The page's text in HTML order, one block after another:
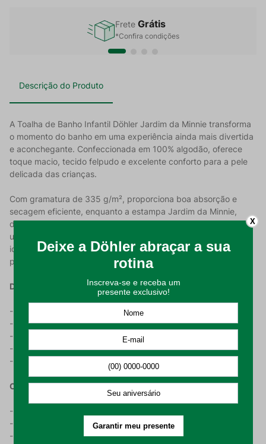
Frete Grátis
*Confira condições
Descrição do Produto
A Toalha de Banho Infantil Döhler Jardim da Minnie transforma
o momento do banho em uma experiência ainda mais divertida
e aconchegante. Confeccionada em 100% algodão, oferece
toque macio, tecido felpudo e excelente conforto para a pele
delicada das crianças.
Com gramatura de 335 g/m², proporciona boa absorção e
secagem eficiente, enquanto a estampa Jardim da Minnie,
desenvolvida com pigmento soft, apresenta cores vibrantes e
um toque suave ao tecido. Seu tamanho de 70 cm x 1,15 m é
ideal para envolver a criança com conforto após o banho,
piscina ou praia.
Destaques
- Estampa exclusiva Jardim da Minnie.
- Toque macio e confortável.
- Tecido felpudo com excelente absorção.
- Cores vivas com estampa em pigmento soft.
- Ideal para o uso diário.
Características
- Composição: 100% algodão.
- Gramatura: 335 g/m².
- Tamanho: 70 cm x 1,15 m.
X